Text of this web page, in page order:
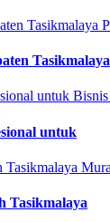
Tasikmalaya
untuk
Tasikmalaya